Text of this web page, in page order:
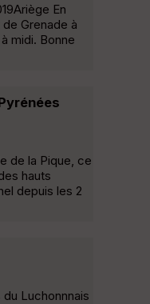
En
Grenade à
midi. Bonne
de la Pique, ce
hauts
depuis les 2
Luchonnnais